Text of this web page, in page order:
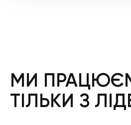
МИ
ТІЛЬКИ З